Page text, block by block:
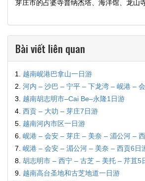
芽庄市的占婆寺普纳杰塔、海洋馆、龙山
Bài viết liên quan
越南岘港巴拿山一日游
河内 – 沙巴 – 宁平 – 下龙湾 – 岘港 –
越南胡志明市–Cai Be–永隆1日游
西贡 – 大叻 – 芽庄7日游
越南河内市区一日游
岘港 – 会安 – 芽庄 – 美奈 – 湄公河 –
岘港 – 会安 – 湄公河 – 美奈 – 西贡6日
胡志明市 – 西宁 – 古芝 – 美托 – 芹苴5
越南高台圣地和古芝地道一日游